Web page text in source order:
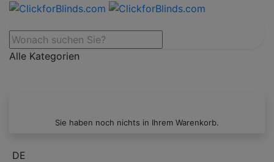
Alle Kategorien
Sie haben noch nichts in Ihrem Warenkorb.
DE